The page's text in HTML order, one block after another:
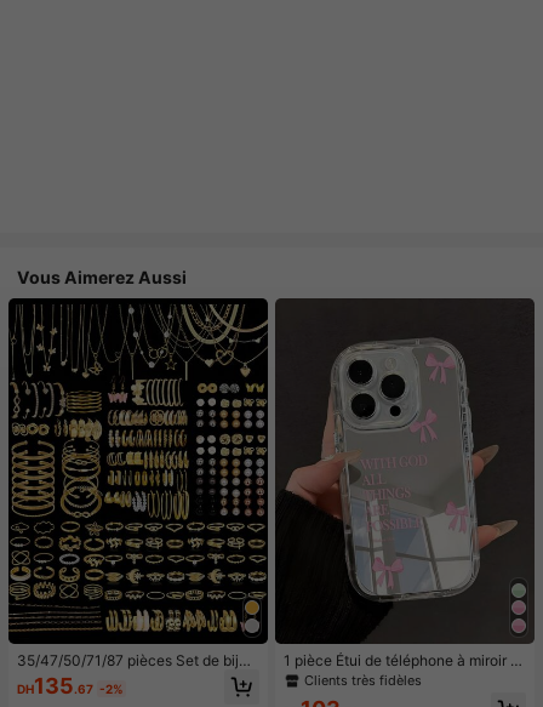
Vous Aimerez Aussi
35/47/50/71/87 pièces Set de bijou
x style bohème, comprenant des bo
ucles d'oreilles, colliers, bagues, br
DH135.67 -2%
1 pièce Étui de téléphone à miroir ro
se minimaliste, style fille avec motif
Clients très fidèles